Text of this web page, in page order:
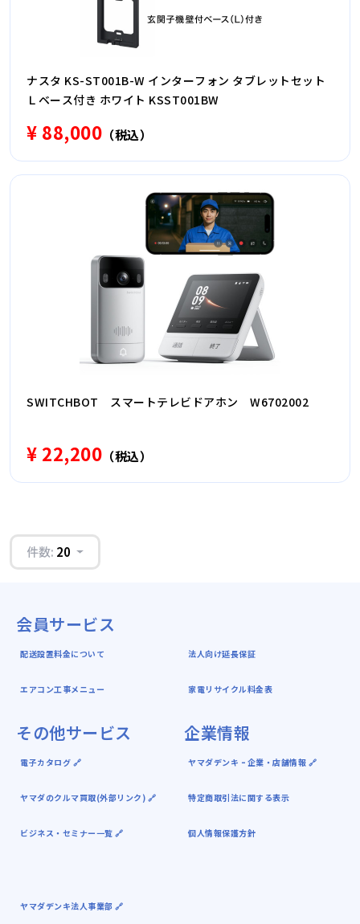
ナスタ KS-ST001B-W インターフォン タブレットセット
Ｌベース付き ホワイト KSST001BW
¥ 88,000 （税込）
SWITCHBOT スマートテレビドアホン W6702002
¥ 22,200 （税込）
件数: 20
会員サービス
配送設置料金について
エアコン工事メニュー
法人向け延長保証
家電リサイクル料金表
その他サービス
電子カタログ 🔗
ヤマダのクルマ買取(外部リンク) 🔗
ビジネス・セミナー一覧 🔗
企業情報
ヤマダデンキ ｰ 企業・店舗情報 🔗
特定商取引法に関する表示
個人情報保護方針
ヤマダデンキ法人事業部 🔗